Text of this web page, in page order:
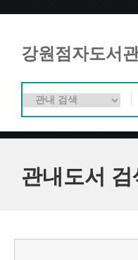
강원점자도서
관내도서 검